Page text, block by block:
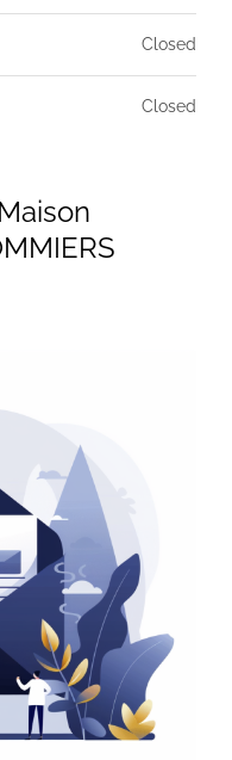
Closed
Closed